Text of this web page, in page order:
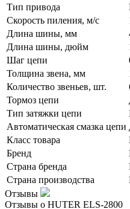
Тип привода
Скорость пиления, м/с
Длина шины, мм
Длина шины, дюйм
Шаг цепи
Толщина звена, мм
Количество звеньев, шт.
Тормоз цепи
Тип затяжки цепи
Автоматическая смазка цепи
Класс товара
Бренд
Страна бренда
Страна производства
Отзывы
Отзывы о HUTER ELS-2800